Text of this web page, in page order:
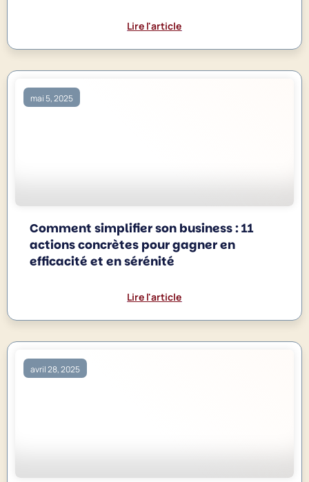
Lire l'article
mai 5, 2025
Comment simplifier son business : 11
actions concrètes pour gagner en
efficacité et en sérénité
Lire l'article
avril 28, 2025